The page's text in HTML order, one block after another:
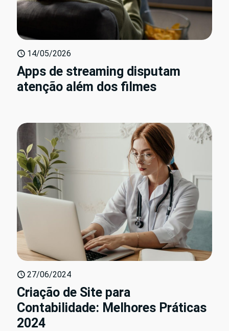
14/05/2026
Apps de streaming disputam
atenção além dos filmes
27/06/2024
Criação de Site para
Contabilidade: Melhores Práticas
2024